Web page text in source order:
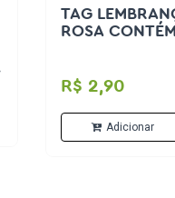
TAG
ROSA
R$ 2,90
Adicionar